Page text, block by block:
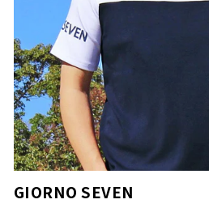
GIORNO SEVEN